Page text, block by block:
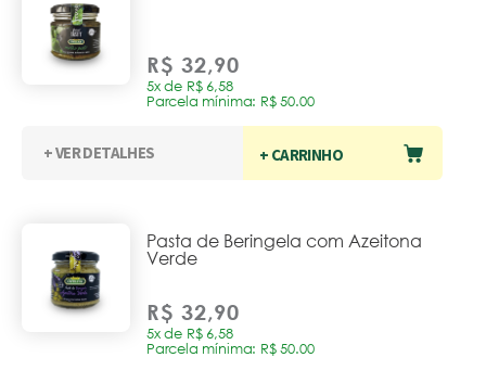
R$ 32,90
5x de R$ 6,58
Parcela mínima: R$ 50.00
+ VER DETALHES + CARRINHO
Pasta de Beringela com Azeitona
Verde
R$ 32,90
5x de R$ 6,58
Parcela mínima: R$ 50.00